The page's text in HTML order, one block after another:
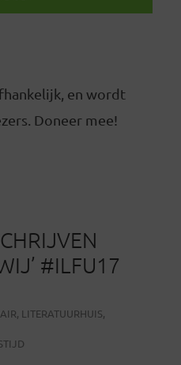
en wordt
Doneer mee!
#ILFU17
, LITERATUURHUIS,